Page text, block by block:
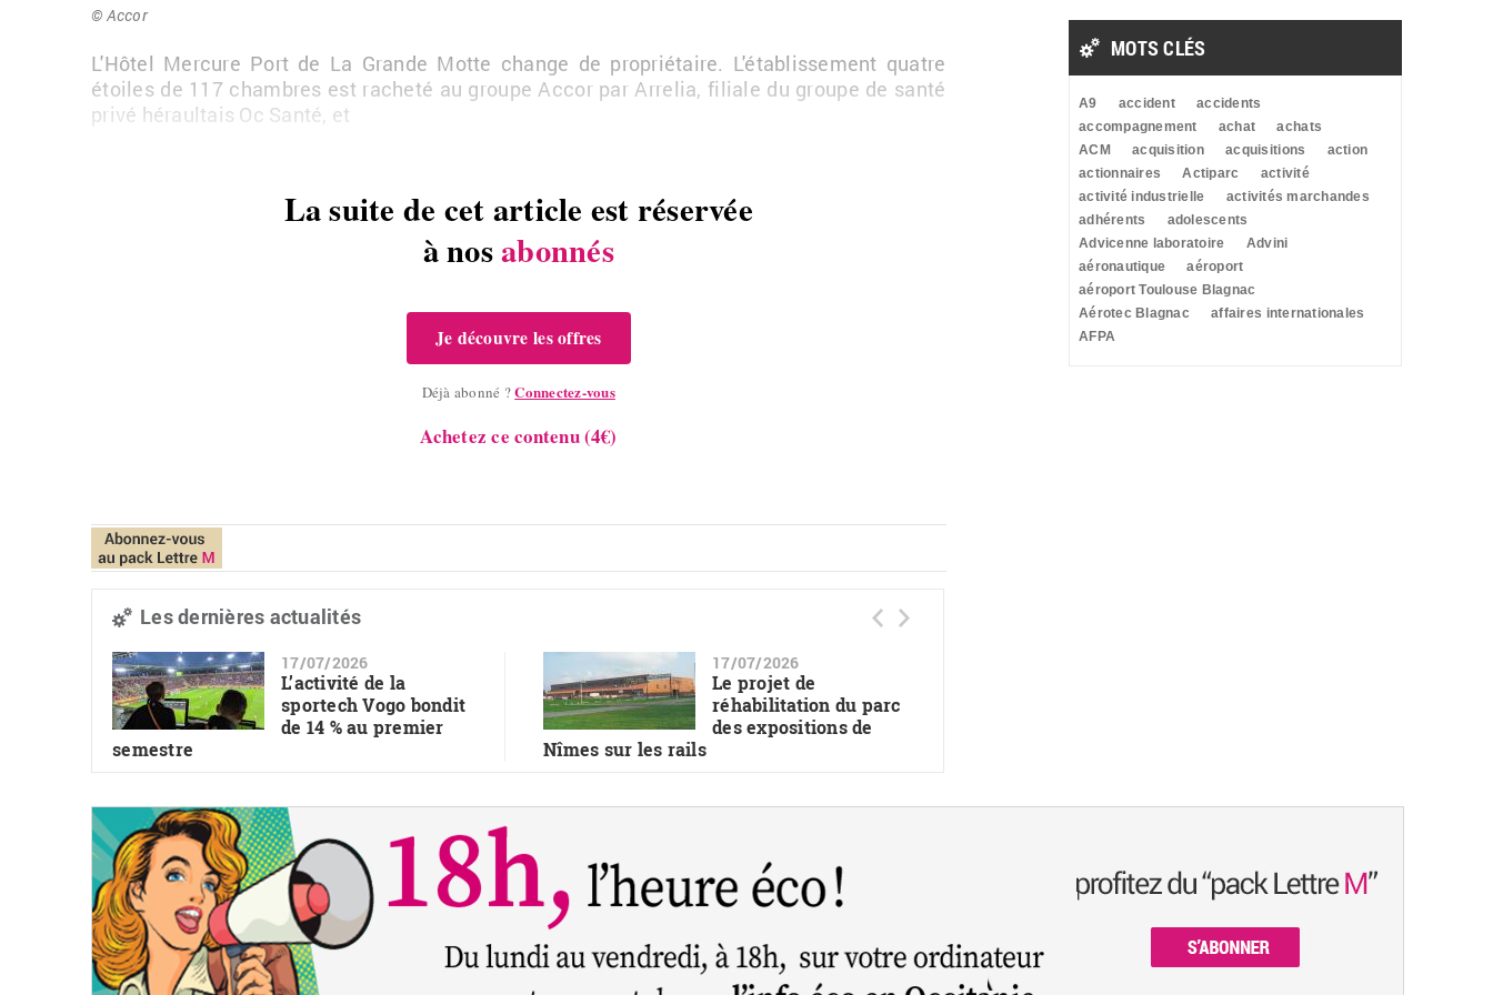
© Accor
L'Hô­tel Mer­cure Port de La Grande Motte change de pro­prié­taire. L'éta­blis­se­ment quatre
étoiles de 117 chambres est ra­cheté au groupe Accor par Ar­re­lia, fi­liale du groupe de santé
privé hé­raul­tais Oc Santé, et
La suite de cet article est réservée
à nosabonnés
Je découvre les offres
Déjà abonné ?Connectez-vous
Achetez ce contenu (4€)
Les dernières actualités
17/07/2026
L’activité de la
sportech Vogo bondit
de 14 % au premier
semestre
17/07/2026
Le projet de
réhabilitation du parc
des expositions de
Nîmes sur les rails
MOTS CLÉS
A9 accident
accidents
accompagnement
achat
achats
ACM
acquisition acquisitions
action
actionnaires
Actiparc
activité
activité industrielle
activités marchandes
adhérents
adolescents
Advicenne laboratoire
Advini
aéronautique
aéroport
aéroport Toulouse Blagnac
Aérotec Blagnac
affaires internationales
AFPA